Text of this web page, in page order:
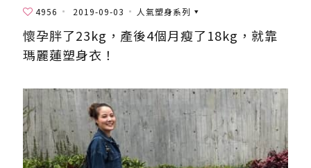
4956 2019-09-03 人氣塑身系列
懷孕胖了23kg，產後4個月瘦了18kg，就靠
瑪麗蓮塑身衣！